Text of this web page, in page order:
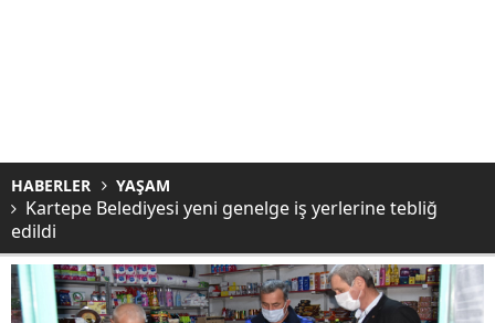
HABERLER YAŞAM
Kartepe Belediyesi yeni genelge iş yerlerine tebliğ
edildi